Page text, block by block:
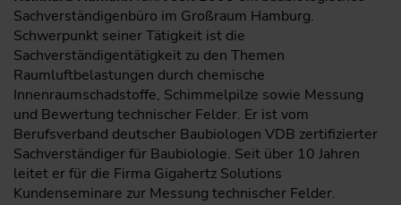
Sachverständigenbüro im Großraum Hamburg.
Schwerpunkt seiner Tätigkeit ist die
Sachverständigentätigkeit zu den Themen
Raumluftbelastungen durch chemische
Innenraumschadstoffe, Schimmelpilze sowie Messung
und Bewertung technischer Felder. Er ist vom
Berufsverband deutscher Baubiologen VDB zertifizierter
Sachverständiger für Baubiologie. Seit über 10 Jahren
leitet er für die Firma Gigahertz Solutions
Kundenseminare zur Messung technischer Felder.